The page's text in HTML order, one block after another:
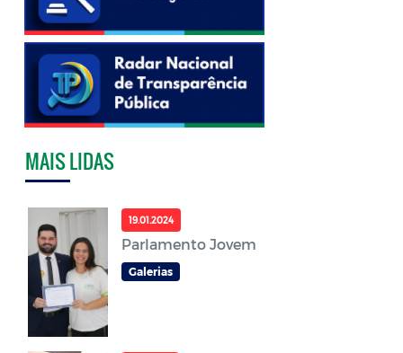
MAIS LIDAS
19.01.2024
Parlamento Jovem
Galerias